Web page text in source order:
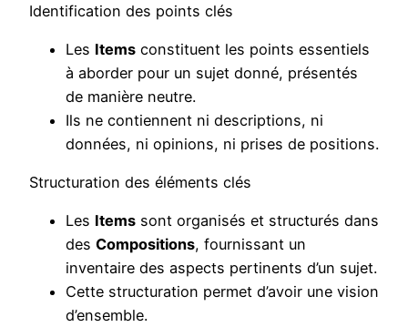
Identification des points clés
Les Items constituent les points essentiels
à aborder pour un sujet donné, présentés
de manière neutre.
Ils ne contiennent ni descriptions, ni
données, ni opinions, ni prises de positions.
Structuration des éléments clés
Les Items sont organisés et structurés dans
des Compositions, fournissant un
inventaire des aspects pertinents d’un sujet.
Cette structuration permet d’avoir une vision
d’ensemble.